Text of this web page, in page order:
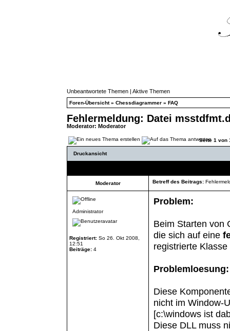
Unbeantwortete Themen | Aktive Themen
Foren-Übersicht» Chessdiagrammer » FAQ
Fehlermeldung: Datei
Moderator: Moderator
Seite 1 von
Druckansicht
Moderator Betreff des Beitrags:
Administrator
Registriert: So 26. Okt 2008,
12:51
Beiträge: 4
Problem:
Beim Starten von
die sich auf eine
registrierte
Problemloesung:
Diese
nicht im Window-
[c:\windows ist
Diese DLL muss